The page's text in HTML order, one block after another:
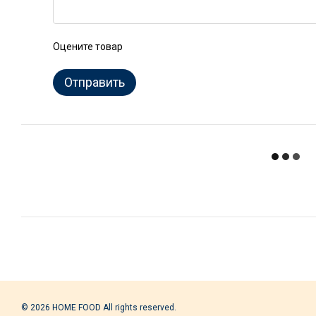
Оцените товар
Отправить
© 2026 HOME FOOD All rights reserved.